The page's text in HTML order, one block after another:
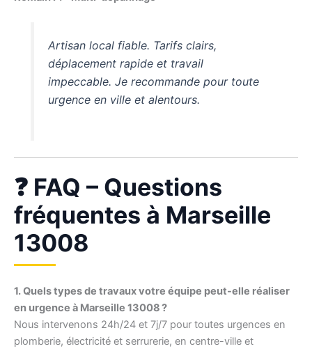
Artisan local fiable. Tarifs clairs,
déplacement rapide et travail
impeccable. Je recommande pour toute
urgence en ville et alentours.
❓ FAQ – Questions
fréquentes à Marseille
13008
1. Quels types de travaux votre équipe peut-elle réaliser
en urgence à Marseille 13008 ?
Nous intervenons 24h/24 et 7j/7 pour toutes urgences en
plomberie, électricité et serrurerie, en centre-ville et